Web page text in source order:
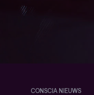
CONSCIA NIEUWS